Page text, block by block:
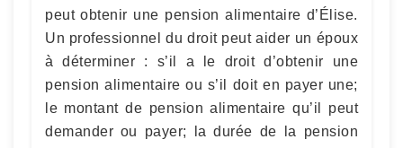
peut obtenir une pension alimentaire d’Élise.
Un professionnel du droit peut aider un époux
à déterminer : s’il a le droit d’obtenir une
pension alimentaire ou s’il doit en payer une;
le montant de pension alimentaire qu’il peut
demander ou payer; la durée de la pension